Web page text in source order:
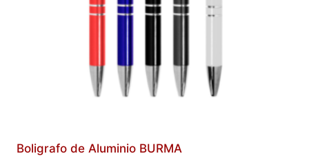
Boligrafo de Aluminio BURMA